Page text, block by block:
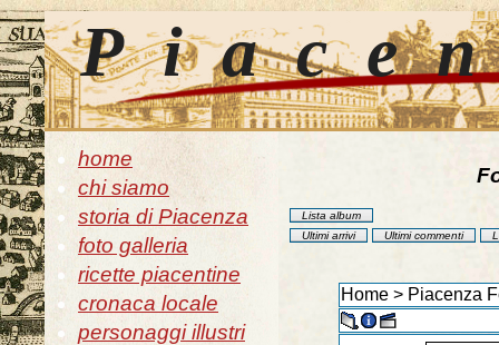
home
chi siamo
storia di Piacenza
foto galleria
ricette piacentine
cronaca locale
personaggi illustri
Lista album
Ultimi arrivi
Ultimi commenti
Home> Piacenza